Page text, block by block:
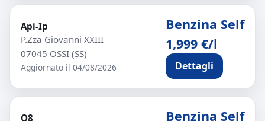
Api-Ip
P.Zza Giovanni XXIII
07045 OSSI (SS)
Aggiornato il 04/08/2026
Benzina Self
1,999 €/l
Dettagli
Q8
Benzina Self